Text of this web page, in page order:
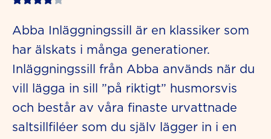
out
of
5
Abba Inläggningssill är en klassiker som
har älskats i många generationer.
Inläggningssill från Abba används när du
vill lägga in sill ”på riktigt” husmorsvis
och består av våra finaste urvattnade
saltsillfiléer som du själv lägger in i en